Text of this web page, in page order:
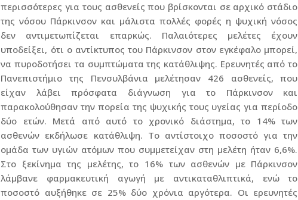
περισσότερες για τους ασθενείς που βρίσκονται σε αρχικό στάδιο
της νόσου Πάρκινσον και μάλιστα πολλές φορές η ψυχική νόσος
δεν αντιμετωπίζεται επαρκώς. Παλαιότερες μελέτες έχουν
υποδείξει, ότι ο αντίκτυπος του Πάρκινσον στον εγκέφαλο μπορεί,
να πυροδοτήσει τα συμπτώματα της κατάθλιψης. Ερευνητές από το
Πανεπιστήμιο της Πενσυλβάνια μελέτησαν 426 ασθενείς, που
είχαν λάβει πρόσφατα διάγνωση για το Πάρκινσον και
παρακολούθησαν την πορεία της ψυχικής τους υγείας για περίοδο
δύο ετών. Μετά από αυτό το χρονικό διάστημα, το 14% των
ασθενών εκδήλωσε κατάθλιψη. Το αντίστοιχο ποσοστό για την
ομάδα των υγιών ατόμων που συμμετείχαν στη μελέτη ήταν 6,6%.
Στο ξεκίνημα της μελέτης, το 16% των ασθενών με Πάρκινσον
λάμβανε φαρμακευτική αγωγή με αντικαταθλιπτικά, ενώ το
ποσοστό αυξήθηκε σε 25% δύο χρόνια αργότερα. Οι ερευνητές